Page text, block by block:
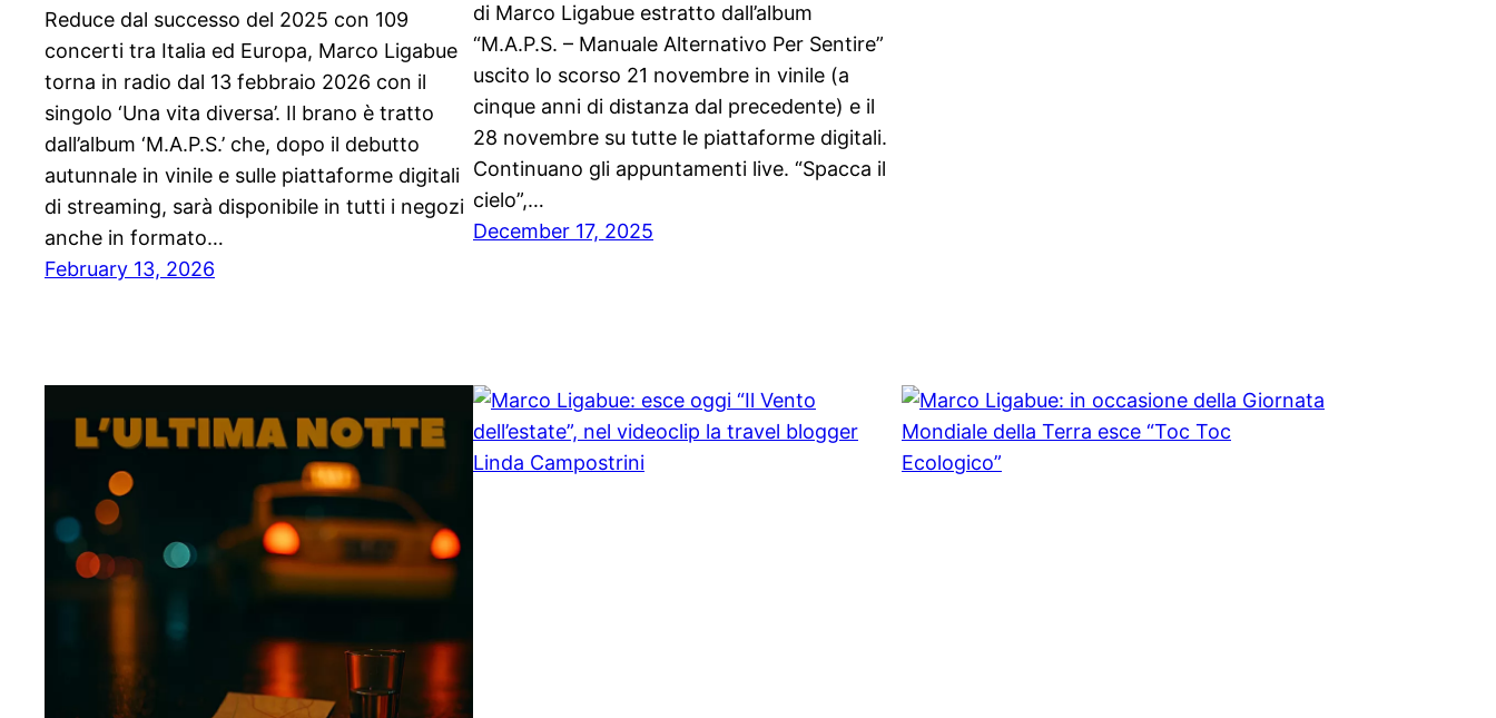
Reduce dal successo del 2025 con 109
concerti tra Italia ed Europa, Marco Ligabue
torna in radio dal 13 febbraio 2026 con il
singolo ‘Una vita diversa’. Il brano è tratto
dall’album ‘M.A.P.S.’ che, dopo il debutto
autunnale in vinile e sulle piattaforme digitali
di streaming, sarà disponibile in tutti i negozi
anche in formato…
February 13, 2026
di Marco Ligabue estratto dall’album
“M.A.P.S. – Manuale Alternativo Per Sentire”
uscito lo scorso 21 novembre in vinile (a
cinque anni di distanza dal precedente) e il
28 novembre su tutte le piattaforme digitali.
Continuano gli appuntamenti live. “Spacca il
cielo”,…
December 17, 2025